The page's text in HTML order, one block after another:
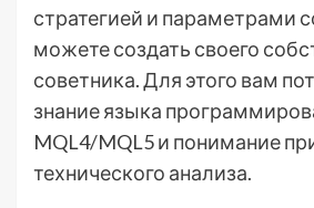
стратегией и параметрами
можете создать своего
советника. Для этого вам
знание языка
MQL4/MQL5 и понимание
технического анализа.